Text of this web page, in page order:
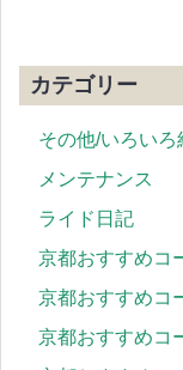
カテゴリー
その他/いろいろ
メンテナンス
ライド日記
京都おすすめコ
京都おすすめコ
京都おすすめコ